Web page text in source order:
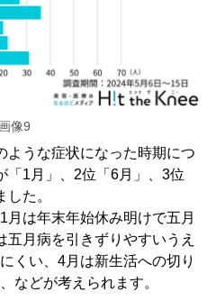
像9
ような症状になった時期につ
「1月」、2位「6月」、3位
した。
月は年末年始休み明けで五月
月病を引きずりやすいうえ
くい、4月は新生活への切り
などが考えられます。